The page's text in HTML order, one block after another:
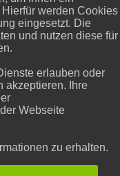
werden Cookies
eingesetzt. Die
und nutzen diese für
erlauben oder
akzeptieren. Ihre
Webseite
zu erhalten.